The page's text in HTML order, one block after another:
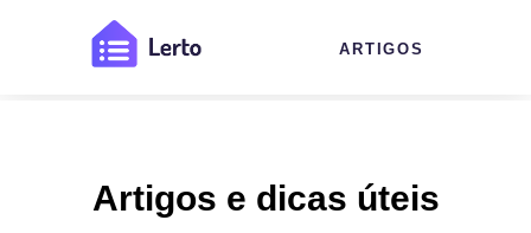
ARTIGOS
Artigos e dicas úteis